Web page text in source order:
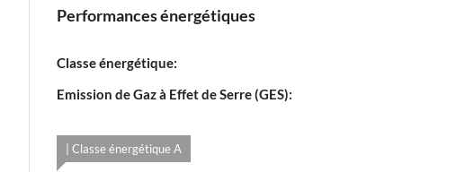
Performances énergétiques
Classe énergétique:
Emission de Gaz à Effet de Serre (GES):
| Classe énergétique A